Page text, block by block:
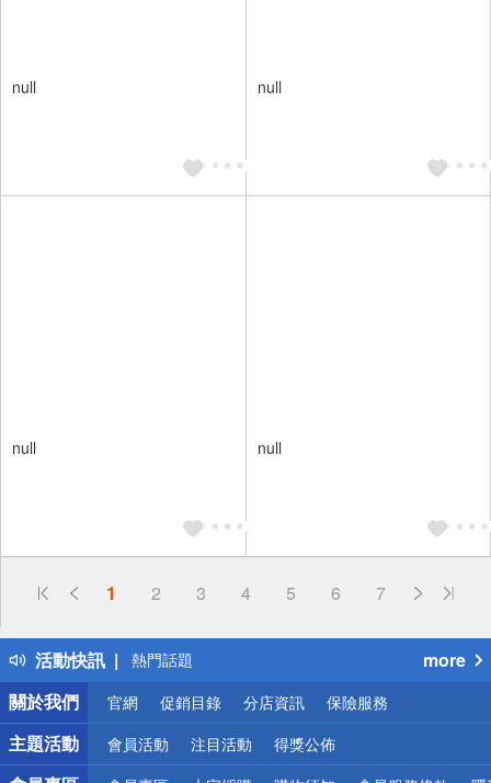
null null
null null
1 2 3 4 5 6 7
活動快訊
偏遠地區配送
得獎公告
熱門話題
銀行優惠
偏遠地區配送
詐騙網頁！請小心！
more
關於我們
官網 促銷目錄 分店資訊 保險服務
主題活動 會員活動 注目活動 得獎公佈